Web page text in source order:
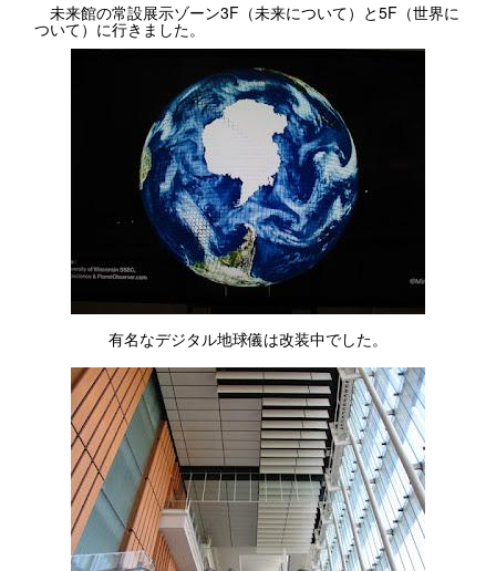
未来館の常設展示ゾーン3F（未来について）と5F（世界に
ついて）に行きました。
有名なデジタル地球儀は改装中でした。